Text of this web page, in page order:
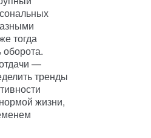
тогда
—
тренды
жизни,